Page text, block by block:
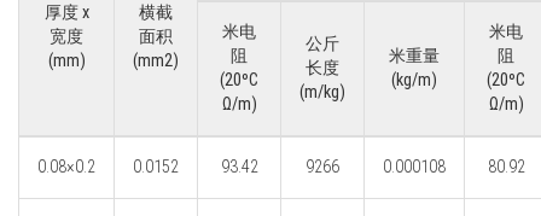
厚度 x
宽度
(mm)
横截
面积
(mm2)
米电
阻
(20ºC
Ω/m)
公斤
长度
(m/kg)
米重量
(kg/m)
米电
阻
(20ºC
Ω/m)
0.08×0.2 0.0152 93.42 9266 0.000108 80.92